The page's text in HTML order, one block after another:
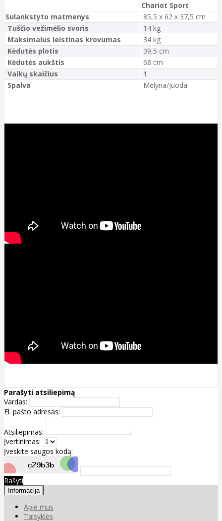
Chariot Sport
Sulankstyto matmenys
85,5 x 62 x 37,5 cm
Tuščio vežimėlio svoris
14 kg
Maksimalus leistinas krovumas
34 kg
Kėdutės plotis
39,5 cm
Kėdutės aukštis
68 cm
Vaikų skaičius
1
Spalva
Mėlyna/Juoda
Parašyti atsiliepimą
Vardas:
El. pašto adresas:
Atsiliepimas:
Įvertinimas:
Įveskite saugos kodą:
Rašyti
Informacija
Apie mus
Taisyklės